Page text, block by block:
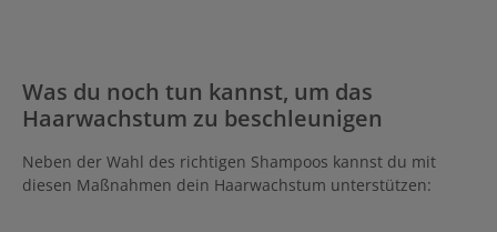
Was du noch tun kannst, um das
Haarwachstum zu beschleunigen
Neben der Wahl des richtigen Shampoos kannst du mit
diesen Maßnahmen dein Haarwachstum unterstützen: